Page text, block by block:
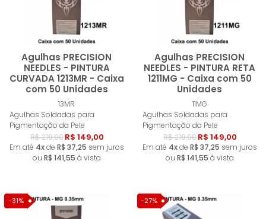
Agulhas PRECISION
NEEDLES - PINTURA
CURVADA 1213MR - Caixa
com 50 Unidades
13MR
Agulhas Soldadas para
Pigmentação da Pele
R$ 219,00R$ 149,00
Em até 4xde R$ 37,25 sem juros
ou R$ 141,55 à vista
Comprar
Agulhas PRECISION
NEEDLES - PINTURA RETA
1211MG - Caixa com 50
Unidades
11MG
Agulhas Soldadas para
Pigmentação da Pele
R$ 219,00R$ 149,00
Em até 4xde R$ 37,25 sem juros
ou R$ 141,55 à vista
-31% -27%